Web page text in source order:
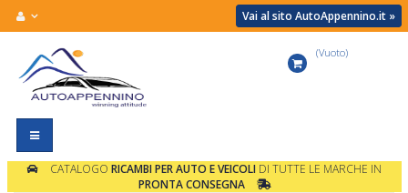
Vai al sito AutoAppennino.it »
Navigazione
Toggle
(Vuoto)
CATALOGO RICAMBI PER AUTO E VEICOLIDI TUTTE LE MARCHE IN
PRONTA CONSEGNA